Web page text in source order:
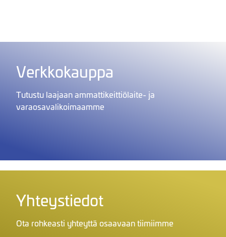
Verkkokauppa
Tutustu laajaan ammattikeittiölaite- ja
varaosavalikoimaamme
Yhteystiedot
Ota rohkeasti yhteyttä osaavaan tiimiimme